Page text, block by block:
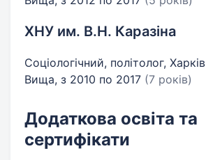
ХНУ им. В.Н. Каразіна
Соціологічний, політолог, Харків
Вища, з 2010 по 2017 (7 років)
Додаткова освіта та
сертифікати